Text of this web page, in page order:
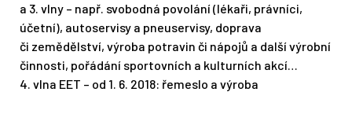
a 3. vlny – např. svobodná povolání (lékaři, právníci,
účetní), autoservisy a pneuservisy, doprava
či zemědělství, výroba potravin či nápojů a další výrobní
činnosti, pořádání sportovních a kulturních akcí…
4. vlna EET – od 1. 6. 2018: řemeslo a výroba